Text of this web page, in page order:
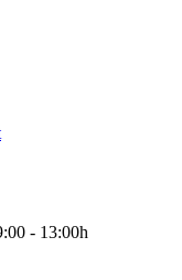
- 13:00h